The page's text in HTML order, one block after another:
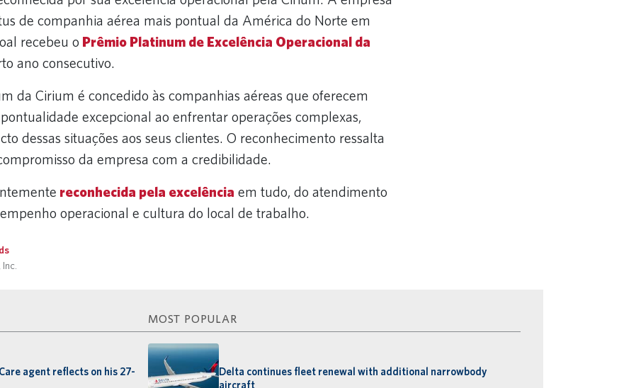
de companhia aérea mais pontual da América do Norte em
recebeu o Prêmio Platinum de Excelência Operacional da
ano consecutivo.
da Cirium é concedido às companhias aéreas que oferecem
excepcional ao enfrentar operações complexas,
dessas situações aos seus clientes. O reconhecimento ressalta
da empresa com a credibilidade.
reconhecida pela excelência em tudo, do atendimento
operacional e cultura do local de trabalho.
agent reflects on his 27-
MOST POPULAR
Delta continues fleet renewal with additional narrowbody
aircraft